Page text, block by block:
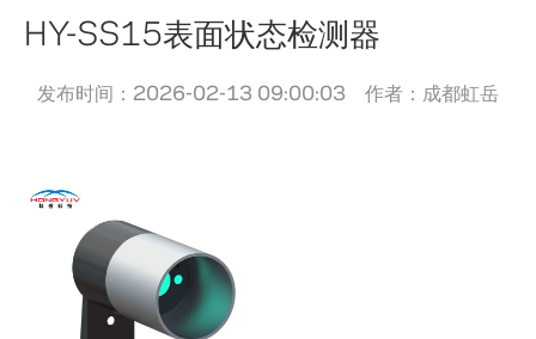
HY-SS15表面状态检测器
发布时间：2026-02-13 09:00:03 作者：成都虹岳